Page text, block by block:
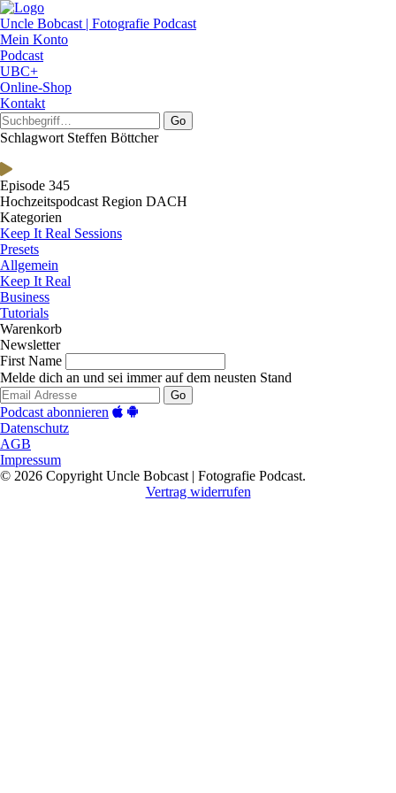
Uncle Bobcast | Fotografie Podcast
Mein Konto
Podcast
UBC+
Online-Shop
Kontakt
Go
Schlagwort Steffen Böttcher
Episode 345
Hochzeitspodcast Region DACH
Kategorien
Keep It Real Sessions
Presets
Allgemein
Keep It Real
Business
Tutorials
Warenkorb
Newsletter
First Name
Melde dich an und sei immer auf dem neusten Stand
Go
Podcast abonnieren
Datenschutz
AGB
Impressum
© 2026 Copyright Uncle Bobcast | Fotografie Podcast.
Vertrag widerrufen